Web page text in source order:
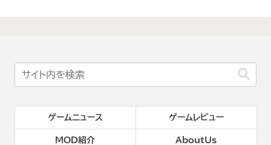
ゲームニュース ゲームレビュー
MOD紹介 AboutUs